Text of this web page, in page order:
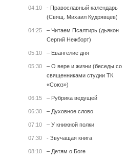
04:10
- Православный календарь
(Свящ. Михаил Кудрявцев)
04:25
– Читаем Псалтирь (дьякон
Сергий Нежборт)
05:10 – Евангелие дня
05:30
– О вере и жизни (беседы со
священниками студии ТК
«Союз»)
06:15 – Рубрика ведущей
06:30 – Духовное слово
07:10 – У книжной полки
07:30 - Звучащая книга
08:10 – Детям о Боге